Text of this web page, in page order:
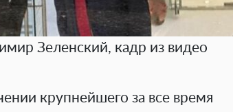
Зеленский, кадр из видео
крупнейшего за все время